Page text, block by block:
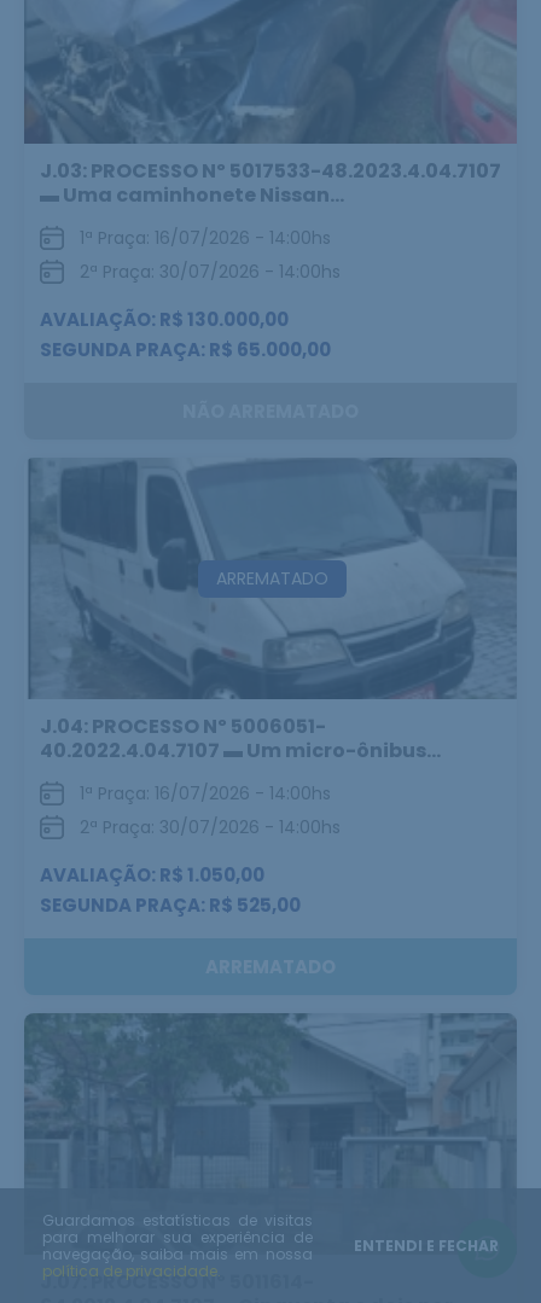
J.03: PROCESSO Nº 5017533-48.2023.4.04.7107
▬ Uma caminhonete Nissan...
1ª Praça: 16/07/2026 - 14:00hs
2ª Praça: 30/07/2026 - 14:00hs
AVALIAÇÃO: R$ 130.000,00
SEGUNDA PRAÇA: R$ 65.000,00
ARREMATADO
J.04: PROCESSO Nº 5006051-
40.2022.4.04.7107 ▬ Um micro-ônibus...
1ª Praça: 16/07/2026 - 14:00hs
2ª Praça: 30/07/2026 - 14:00hs
AVALIAÇÃO: R$ 1.050,00
SEGUNDA PRAÇA: R$ 525,00
J.07: PROCESSO Nº 5011614-
Guardamos estatísticas de visitas
para melhorar sua experiência de
navegação, saiba mais em nossa
política de privacidade.
ENTENDI E FECHAR